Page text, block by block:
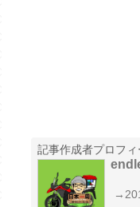
記事作成者プロフィ